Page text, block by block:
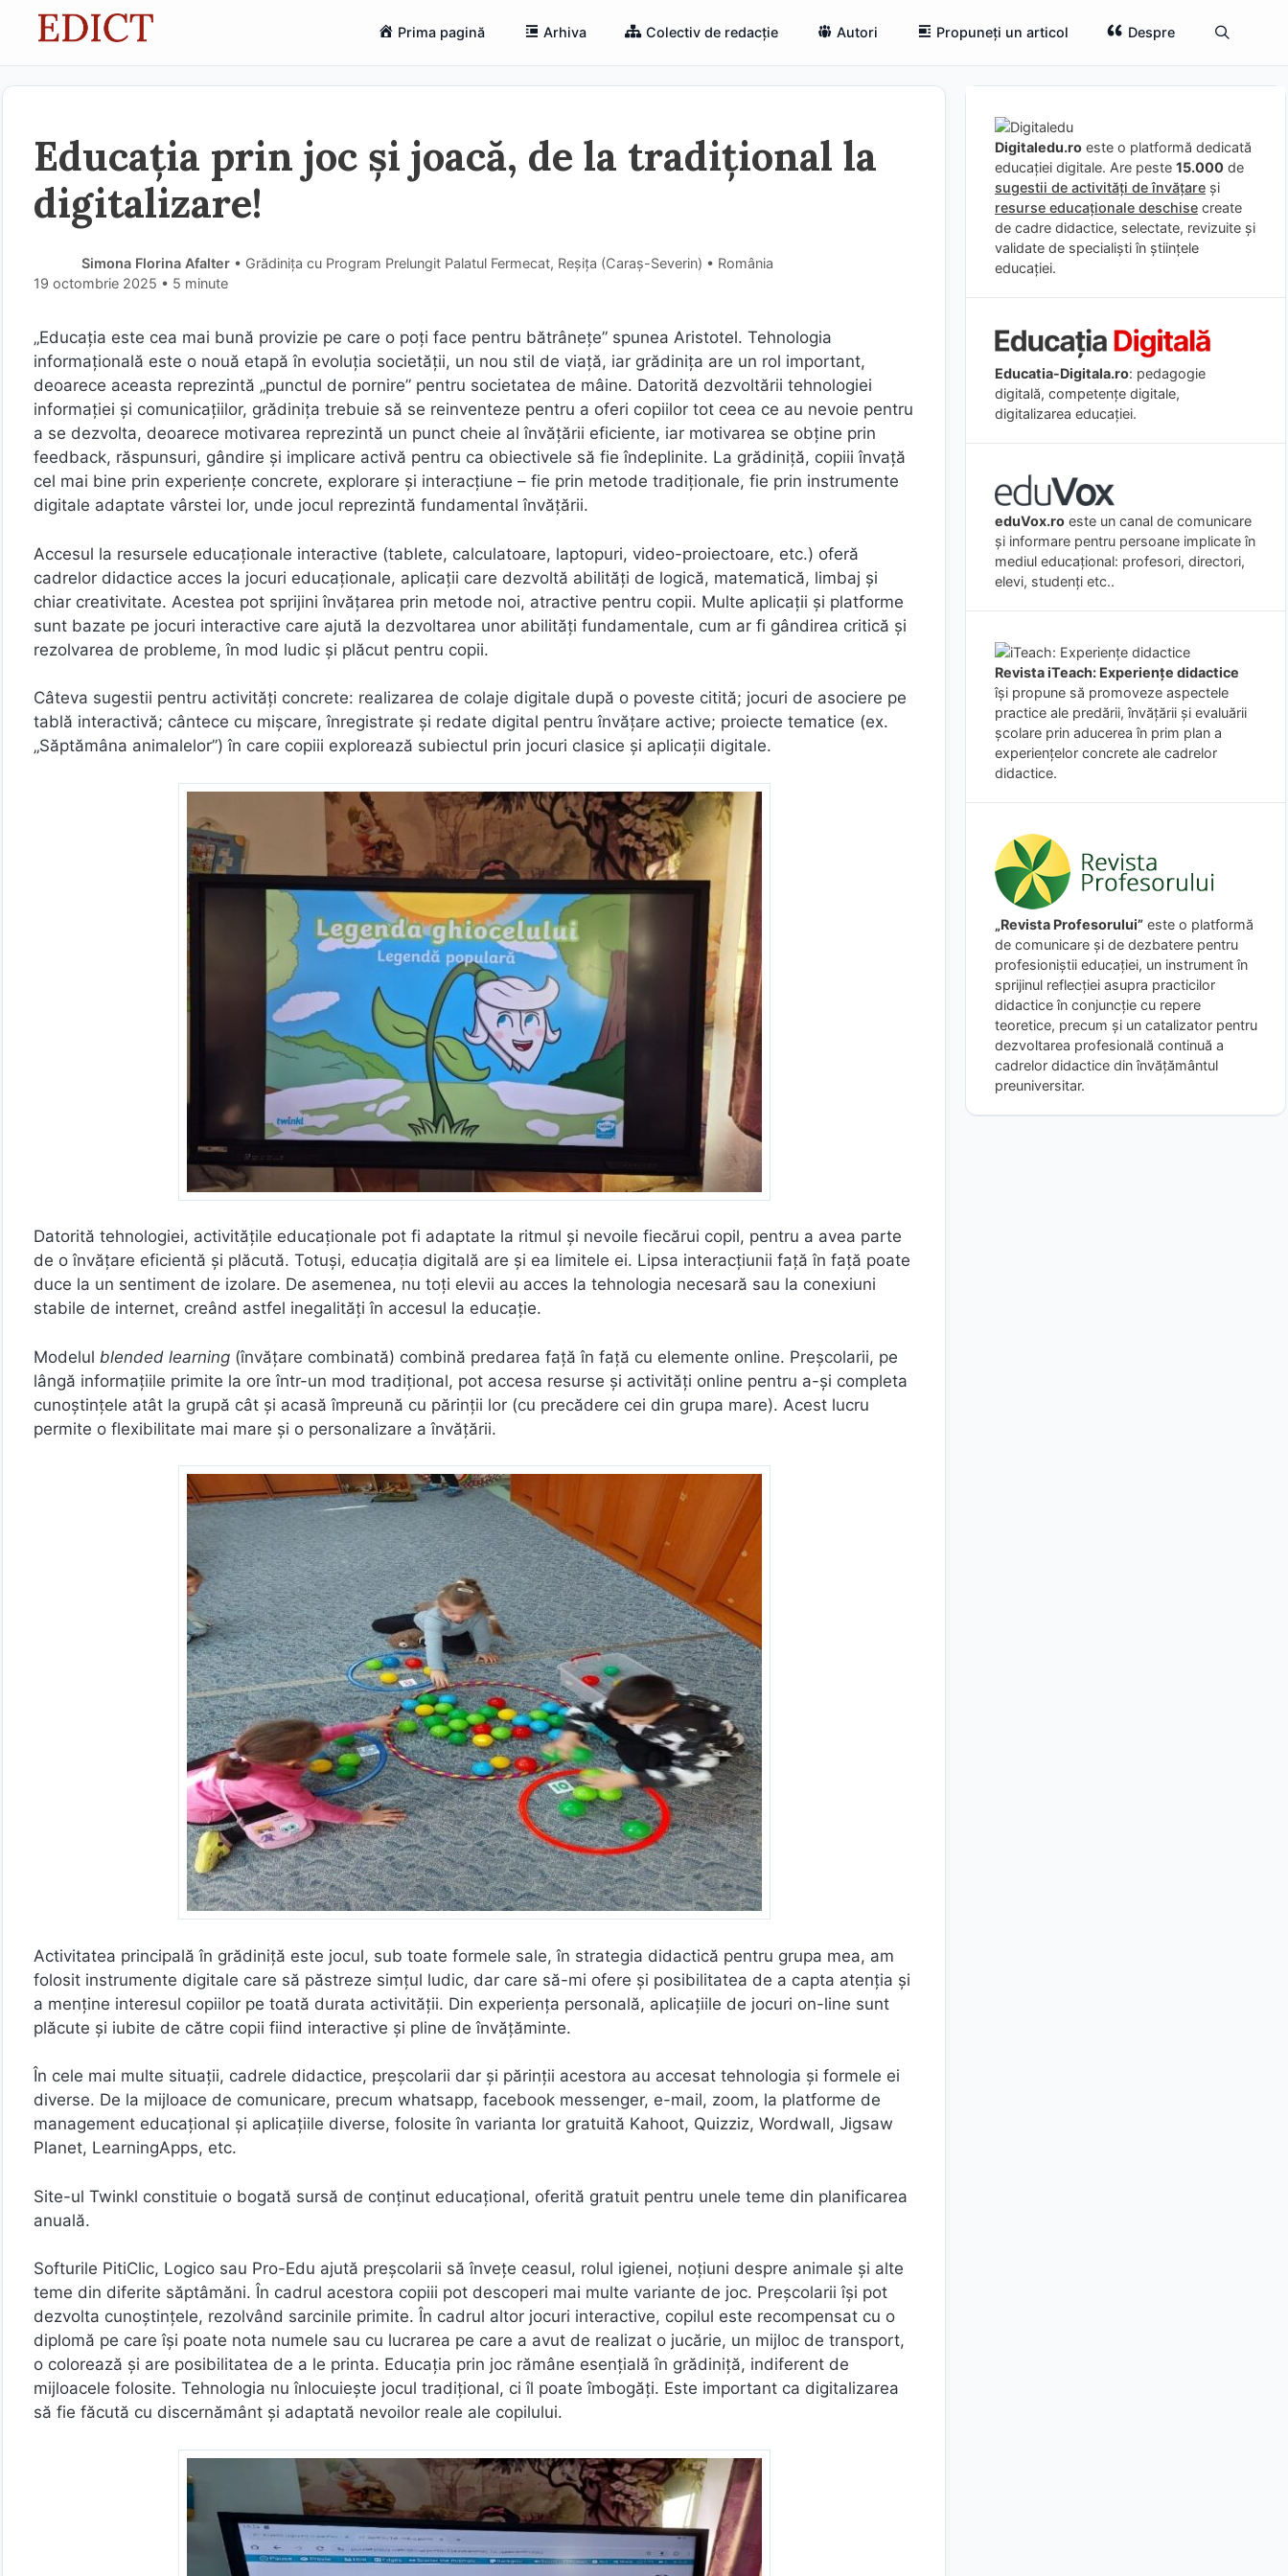
Prima pagină Arhiva Colectiv de redacție Autori Propuneți un articol Despre
Educația prin joc și joacă, de la tradițional la
digitalizare!
Simona Florina Afalter • Grădinița cu Program Prelungit Palatul Fermecat, Reșița (Caraş-Severin) • România
19 octombrie 2025 • 5 minute
„Educația este cea mai bună provizie pe care o poți face pentru bătrânețe” spunea Aristotel. Tehnologia
informațională este o nouă etapă în evoluția societății, un nou stil de viață, iar grădinița are un rol important,
deoarece aceasta reprezintă „punctul de pornire” pentru societatea de mâine. Datorită dezvoltării tehnologiei
informației și comunicațiilor, grădinița trebuie să se reinventeze pentru a oferi copiilor tot ceea ce au nevoie pentru
a se dezvolta, deoarece motivarea reprezintă un punct cheie al învățării eficiente, iar motivarea se obține prin
feedback, răspunsuri, gândire și implicare activă pentru ca obiectivele să fie îndeplinite. La grădiniță, copiii învață
cel mai bine prin experiențe concrete, explorare și interacțiune – fie prin metode tradiționale, fie prin instrumente
digitale adaptate vârstei lor, unde jocul reprezintă fundamental învățării.
Accesul la resursele educaționale interactive (tablete, calculatoare, laptopuri, video-proiectoare, etc.) oferă
cadrelor didactice acces la jocuri educaționale, aplicații care dezvoltă abilități de logică, matematică, limbaj și
chiar creativitate. Acestea pot sprijini învățarea prin metode noi, atractive pentru copii. Multe aplicații și platforme
sunt bazate pe jocuri interactive care ajută la dezvoltarea unor abilități fundamentale, cum ar fi gândirea critică și
rezolvarea de probleme, în mod ludic și plăcut pentru copii.
Câteva sugestii pentru activități concrete: realizarea de colaje digitale după o poveste citită; jocuri de asociere pe
tablă interactivă; cântece cu mișcare, înregistrate și redate digital pentru învățare active; proiecte tematice (ex.
„Săptămâna animalelor”) în care copiii explorează subiectul prin jocuri clasice și aplicații digitale.
Datorită tehnologiei, activitățile educaționale pot fi adaptate la ritmul și nevoile fiecărui copil, pentru a avea parte
de o învățare eficientă și plăcută. Totuși, educația digitală are și ea limitele ei. Lipsa interacțiunii față în față poate
duce la un sentiment de izolare. De asemenea, nu toți elevii au acces la tehnologia necesară sau la conexiuni
stabile de internet, creând astfel inegalități în accesul la educație.
Modelul blended learning (învățare combinată) combină predarea față în față cu elemente online. Preșcolarii, pe
lângă informațiile primite la ore într-un mod tradițional, pot accesa resurse și activități online pentru a-și completa
cunoștințele atât la grupă cât și acasă împreună cu părinții lor (cu precădere cei din grupa mare). Acest lucru
permite o flexibilitate mai mare și o personalizare a învățării.
Activitatea principală în grădiniță este jocul, sub toate formele sale, în strategia didactică pentru grupa mea, am
folosit instrumente digitale care să păstreze simțul ludic, dar care să-mi ofere și posibilitatea de a capta atenția și
a menține interesul copiilor pe toată durata activității. Din experiența personală, aplicațiile de jocuri on-line sunt
plăcute și iubite de către copii fiind interactive și pline de învățăminte.
În cele mai multe situații, cadrele didactice, preșcolarii dar și părinții acestora au accesat tehnologia și formele ei
diverse. De la mijloace de comunicare, precum whatsapp, facebook messenger, e-mail, zoom, la platforme de
management educațional și aplicațiile diverse, folosite în varianta lor gratuită Kahoot, Quizziz, Wordwall, Jigsaw
Planet, LearningApps, etc.
Site-ul Twinkl constituie o bogată sursă de conținut educațional, oferită gratuit pentru unele teme din planificarea
anuală.
Softurile PitiClic, Logico sau Pro-Edu ajută preșcolarii să învețe ceasul, rolul igienei, noțiuni despre animale și alte
teme din diferite săptâmăni. În cadrul acestora copiii pot descoperi mai multe variante de joc. Preşcolarii îşi pot
dezvolta cunoștințele, rezolvând sarcinile primite. În cadrul altor jocuri interactive, copilul este recompensat cu o
diplomă pe care îşi poate nota numele sau cu lucrarea pe care a avut de realizat o jucărie, un mijloc de transport,
o colorează şi are posibilitatea de a le printa. Educația prin joc rămâne esențială în grădiniță, indiferent de
mijloacele folosite. Tehnologia nu înlocuiește jocul tradițional, ci îl poate îmbogăți. Este important ca digitalizarea
să fie făcută cu discernământ și adaptată nevoilor reale ale copilului.
Digitaledu.ro este o platformă dedicată
educației digitale. Are peste 15.000 de
sugestii de activități de învățare și
resurse educaționale deschise create
de cadre didactice, selectate, revizuite și
validate de specialiști în științele
educației.
Educatia-Digitala.ro: pedagogie
digitală, competențe digitale,
digitalizarea educației.
eduVox.ro este un canal de comunicare
și informare pentru persoane implicate în
mediul educațional: profesori, directori,
elevi, studenți etc..
Revista iTeach: Experienţe didactice
îşi propune să promoveze aspectele
practice ale predării, învăţării şi evaluării
şcolare prin aducerea în prim plan a
experienţelor concrete ale cadrelor
didactice.
„Revista Profesorului” este o platformă
de comunicare și de dezbatere pentru
profesioniștii educației, un instrument în
sprijinul reflecției asupra practicilor
didactice în conjuncție cu repere
teoretice, precum și un catalizator pentru
dezvoltarea profesională continuă a
cadrelor didactice din învățământul
preuniversitar.